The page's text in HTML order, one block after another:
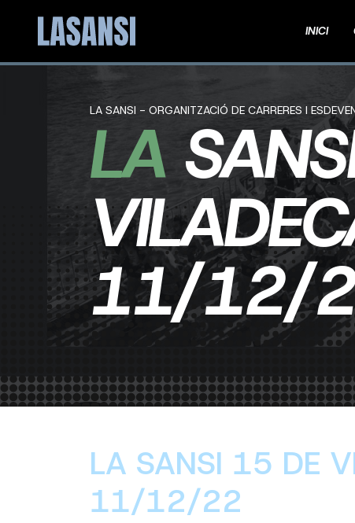
INICI
LA SANSI - ORGANITZACIÓ DE CARRERES I
LA
11/12/
LA SANSI 15 DE
11/12/22